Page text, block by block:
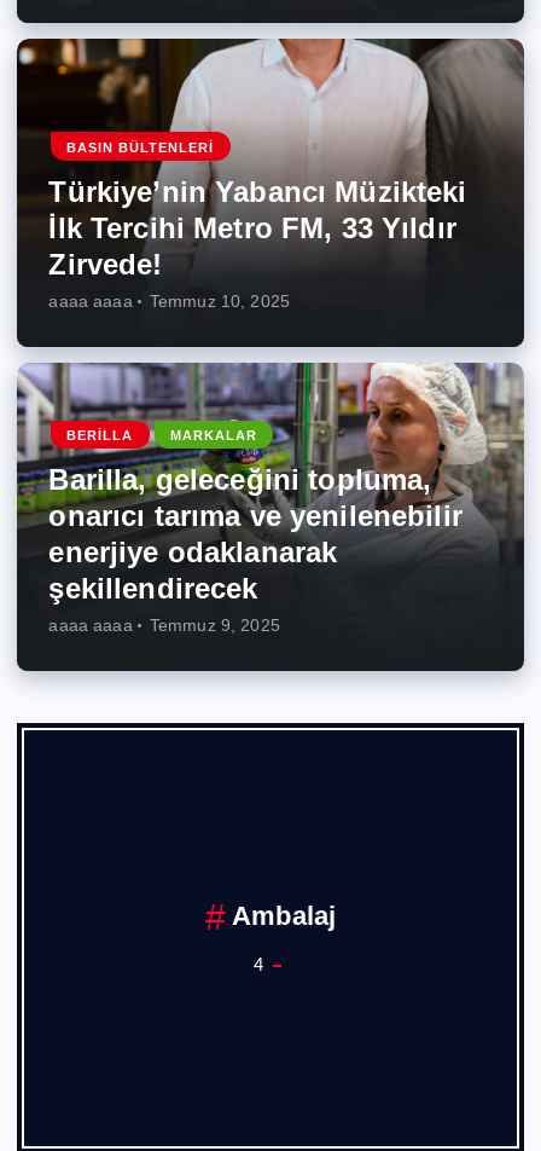
BASIN BÜLTENLERI
Türkiye’nin Yabancı Müzikteki
İlk Tercihi Metro FM, 33 Yıldır
Zirvede!
aaaa aaaa Temmuz 10, 2025
BERILLA MARKALAR
Barilla, geleceğini topluma,
onarıcı tarıma ve yenilenebilir
enerjiye odaklanarak
şekillendirecek
aaaa aaaa Temmuz 9, 2025
Ankara Sanayi Odası
1